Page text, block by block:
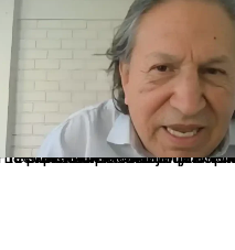
La presidenta Keiko Fujimori informó que la solicitud de indulto presentada por el expresidente Alejandro Toledo será evaluada por la Comisión de Gracias Presidenciales conforme al procedimiento establecido.